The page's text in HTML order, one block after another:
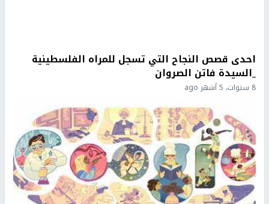
احدى قصص النجاح التي تسجل للمراه الفلسطينية
_السيدة فاتن الصروان
8 سنوات، 5 أشهر ago